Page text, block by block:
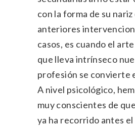
con la forma de su nariz
anteriores
casos, es cuando el
que lleva intrínseco
profesión se convierte
A nivel psicológico,
muy conscientes de
ya ha recorrido antes el